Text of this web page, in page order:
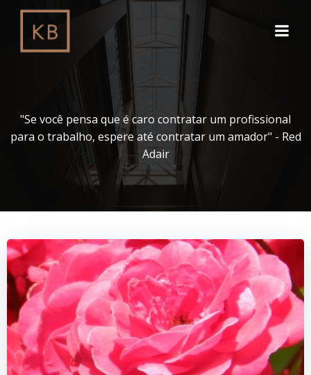
o
conteúdo
"Se você pensa que é caro contratar um profissional
para o trabalho, espere até contratar um amador" - Red
Adair